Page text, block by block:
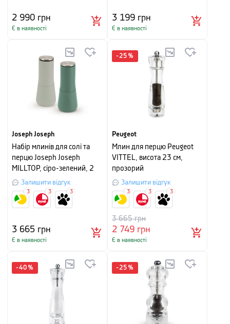
2 990 грн
Є в наявності
3 199 грн
Є в наявності
Joseph Joseph
Набір млинів для солі та
перцю Joseph Joseph
MILLTOP, сіро-зелений, 2
шт Залишити відгук
3 665 грн
Є в наявності
3 3 3
-25 %
Peugeot
Млин для перцю Peugeot
VITTEL, висота 23 см,
прозорий
Залишити відгук
2 749 грн
3 665грн
Є в наявності
3 3 3
-40 % -25 %